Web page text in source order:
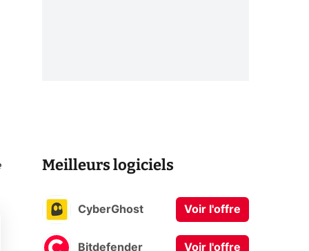
Meilleurs logiciels
CyberGhost Voir l'offre
Bitdefender Voir l'offre